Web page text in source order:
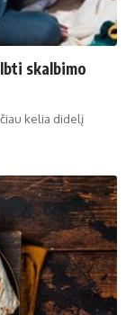
skalbimo
kelia didelį